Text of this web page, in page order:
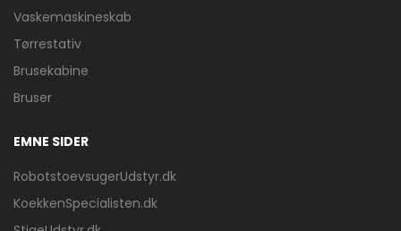
Vaskemaskineskab
Tørrestativ
Brusekabine
Bruser
EMNE SIDER
RobotstoevsugerUdstyr.dk
KoekkenSpecialisten.dk